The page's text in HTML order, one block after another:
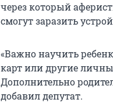
через который
смогут заразить
«Важно научить
карт или другие
Дополнительно
добавил депутат.